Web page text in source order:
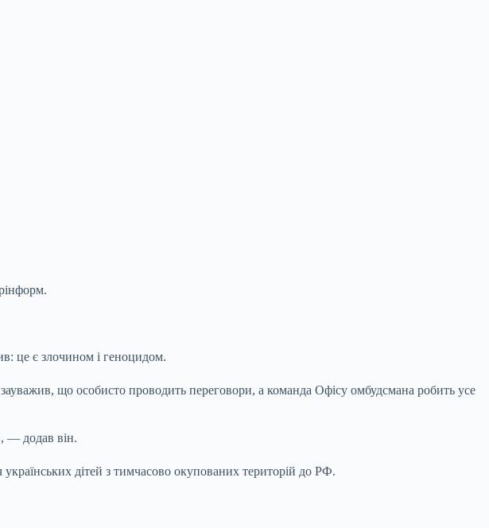
це є злочином і геноцидом.
що особисто проводить переговори, а команда Офісу омбудсмана робить усе
— додав він.
дітей з тимчасово окупованих територій до РФ.